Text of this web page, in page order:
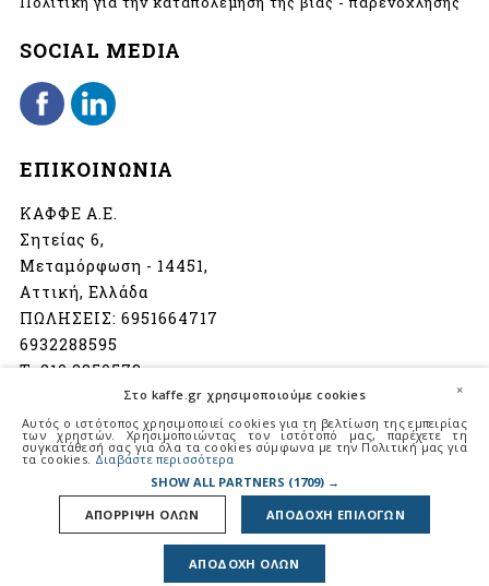
SOCIAL MEDIA
ΕΠΙΚΟΙΝΩΝΙΑ
ΚΑΦΦΕ Α.Ε.
Σητείας 6,
Μεταμόρφωση - 14451,
Αττική, Ελλάδα
ΠΩΛΗΣΕΙΣ: 6951664717
6932288595
Τ:210 2850573
info@kaffe.gr
Ωράριο λειτουργίας:
Δευτέρα - Παρασκευή
08:00 - 16:30
Σάββατο
×
Στο kaffe.gr χρησιμοποιούμε cookies
Αυτός ο ιστότοπος χρησιμοποιεί cookies για τη βελτίωση της εμπειρίας
των χρηστών. Χρησιμοποιώντας τον ιστότοπό μας, παρέχετε τη
συγκατάθεσή σας για όλα τα cookies σύμφωνα με την Πολιτική μας για
τα cookies. Διαβάστε περισσότερα
SHOW ALL PARTNERS (1709) →
ΑΠΟΔΟΧΗ ΕΠΙΛΟΓΩΝ
ΑΠΟΔΟΧΗ ΟΛΩΝ
ΑΠΟΡΡΙΨΗ ΟΛΩΝ